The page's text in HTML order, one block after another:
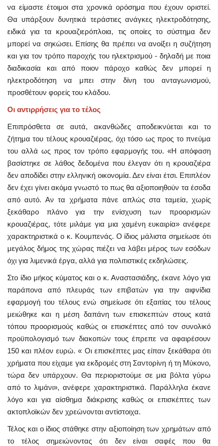
να είμαστε έτοιμοι στα χρονικά ορόσημα που έχουν οριστεί.
Θα υπάρξουν δυνητικά τεράστιες ανάγκες ηλεκτροδότησης,
ειδικά για τα κρουαζιερόπλοια, τις οποίες το σύστημα δεν
μπορεί να σηκώσει. Επίσης θα πρέπει να ανοίξει η συζήτηση
και για τον τρόπο παροχής του ηλεκτρισμού - δηλαδή με ποια
διαδικασία και από ποιον πάροχο καθώς δεν μπορεί η
ηλεκτροδότηση να μπει στην δίνη του ανταγωνισμού,
προσθέτουν φορείς του κλάδου.
Οι αντιρρήσεις για το τέλος
Επιπρόσθετα σε αυτά, ακανθώδες αποδεικνύεται και το
ζήτημα του τέλους κρουαζιέρας, όχι τόσο ως προς το πνεύμα
του αλλά ως προς τον τρόπο εφαρμογής του. «Η απόφαση
βασίστηκε σε λάθος δεδομένα που έλεγαν ότι η κρουαζιέρα
δεν αποδίδει στην ελληνική οικονομία. Δεν είναι έτσι. Επιπλέον
δεν έχει γίνει ακόμα γνωστό το πως θα αξιοποιηθούν τα έσοδα
από αυτό. Αν τα χρήματα πάνε απλώς στα ταμεία, χωρίς
ξεκάθαρο πλάνο για την ενίσχυση των προορισμών
κρουαζιέρας, τότε μιλάμε για μια χαμένη ευκαιρία» ανέφερε
χαρακτηριστικά ο κ. Κουμπενάς. Ο ίδιος μάλιστα σημείωσε ότι
μεγάλος δήμος της χώρας πιέζει να λάβει μέρος των εσόδων
όχι για λιμενικά έργα, αλλά για πολιτιστικές εκδηλώσεις.
Στο ίδιο μήκος κύματος και ο κ. Αναστασιάδης, έκανε λόγο για
παράπονα από πλευράς των επιβατών για την αιφνίδια
εφαρμογή του τέλους ενώ σημείωσε ότι εξαιτίας του τέλους
μειώθηκε και η μέση δαπάνη των επισκεπτών στους κατά
τόπου προορισμούς καθώς οι επισκέπτες από τον συνολικό
προϋπολογισμό των διακοπών τους έπρεπε να αφαιρέσουν
150 και πλέον ευρώ. « Οι επισκέπτες μας είπαν ξεκάθαρα ότι
χρήματα που είχαμε για εκδρομές στη Σαντορίνη ή τη Μύκονο,
τώρα δεν υπάρχουν. Θα περιοριστούμε σε μια βόλτα γύρω
από το λιμάνι», ανέφερε χαρακτηριστικά. Παράλληλα έκανε
λόγο και για αίσθημα διάκρισης καθώς οι επισκέπτες των
ακτοπλοϊκών δεν χρεώνονται αντίστοιχα.
Τέλος και ο ίδιος στάθηκε στην αξιοποίηση των χρημάτων από
το τέλος σημειώνοντας ότι δεν είναι σαφές που θα